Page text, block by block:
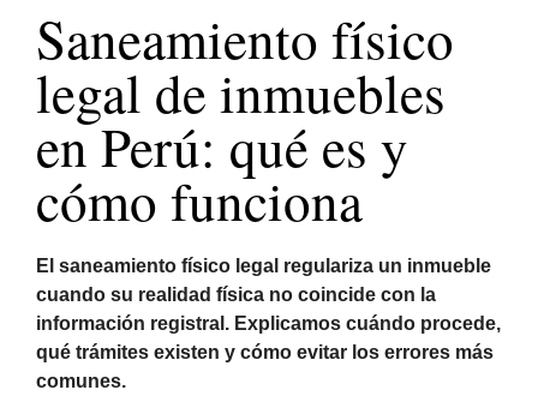
Saneamiento físico
legal de inmuebles
en Perú: qué es y
cómo funciona
El saneamiento físico legal regulariza un inmueble
cuando su realidad física no coincide con la
información registral. Explicamos cuándo procede,
qué trámites existen y cómo evitar los errores más
comunes.